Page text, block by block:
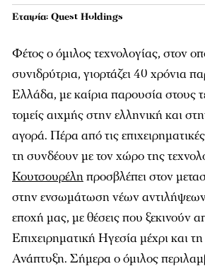
Εταιρία: Quest Holdings
Φέτος ο όμιλος τεχνολογίας, στον
συνιδρύτρια, γιορτάζει 40 χρόνια
Ελλάδα, με καίρια παρουσία στους
τομείς αιχμής στην ελληνική και
αγορά. Πέρα από τις
τη συνδέουν με τον χώρο της
Κουτσουρέληπροσβλέπει στον
στην ενσωμάτωση νέων
εποχή μας, με θέσεις που ξεκινούν
Επιχειρηματική Ηγεσία μέχρι και
Ανάπτυξη. Σήμερα ο όμιλος